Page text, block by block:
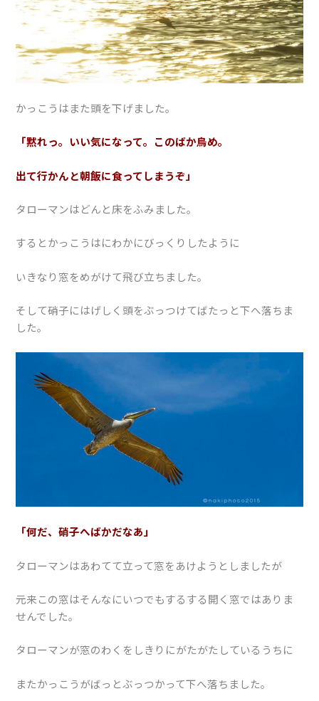
かっこうはまた頭を下げました。
「黙れっ。いい気になって。このばか鳥め。
出て行かんと朝飯に食ってしまうぞ」
タローマンはどんと床をふみました。
するとかっこうはにわかにびっくりしたように
いきなり窓をめがけて飛び立ちました。
そして硝子にはげしく頭をぶっつけてばたっと下へ落ちま
した。
「何だ、硝子へばかだなあ」
タローマンはあわてて立って窓をあけようとしましたが
元来この窓はそんなにいつでもするする開く窓ではありま
せんでした。
タローマンが窓のわくをしきりにがたがたしているうちに
またかっこうがばっとぶっつかって下へ落ちました。